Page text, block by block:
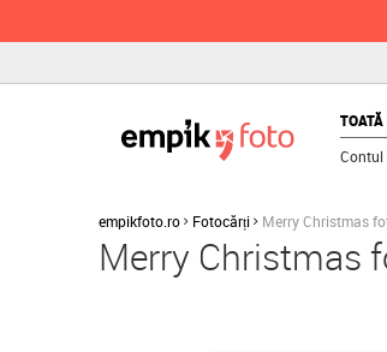
Contul
empikfoto.ro Fotocărți Merry Christmas
Merry Christmas